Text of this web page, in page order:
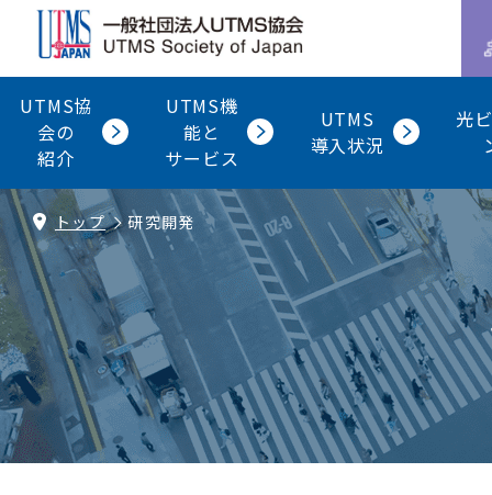
UTMS協
会の
紹介
UTMS機
能と
サービス
UTMS
導入状況
光
トップ 研究開発